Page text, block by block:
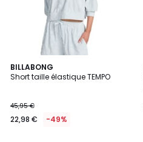
BILLABONG
Short taille élastique TEMPO
45,95 €
22,98 € -49%